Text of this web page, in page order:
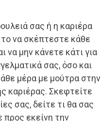
σας ή η καριέρα
να σκέπτεστε κάθε
να μην κάνετε κάτι για
σας, όσο και
μέρα με μούτρα στην
καριέρας. Σκεφτείτε
σας, δείτε τι θα σας
προς εκείνη την